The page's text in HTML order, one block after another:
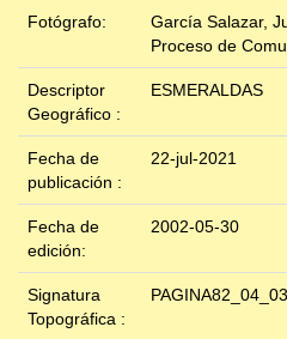
Fotógrafo:
García Salazar,
Proceso de
Descriptor
Geográfico :
ESMERALDAS
Fecha de
publicación :
22-jul-2021
Fecha de
edición:
2002-05-30
Signatura
Topográfica :
PAGINA82_04_03